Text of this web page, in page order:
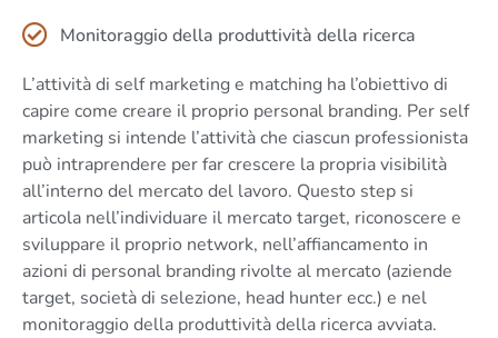
Monitoraggio della produttività della ricerca
L’attività di self marketing e matching ha l’obiettivo di
capire come creare il proprio personal branding. Per self
marketing si intende l’attività che ciascun professionista
può intraprendere per far crescere la propria visibilità
all’interno del mercato del lavoro. Questo step si
articola nell’individuare il mercato target, riconoscere e
sviluppare il proprio network, nell’affiancamento in
azioni di personal branding rivolte al mercato (aziende
target, società di selezione, head hunter ecc.) e nel
monitoraggio della produttività della ricerca avviata.